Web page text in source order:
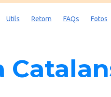
Utils Retorn FAQs Fotos